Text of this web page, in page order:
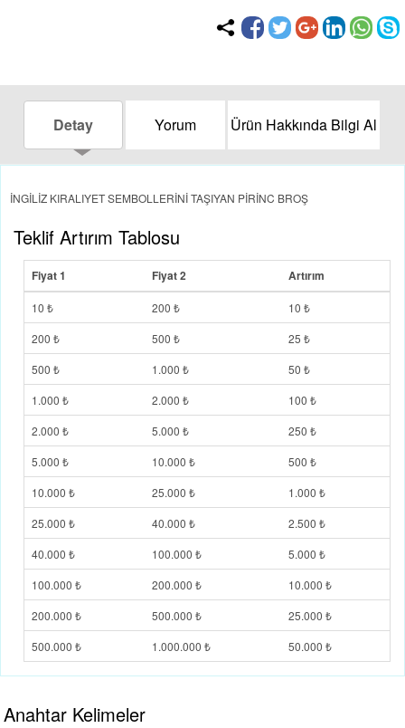
Detay Yorum Ürün Hakkında Bilgi Al
İNGİLİZ KIRALIYET SEMBOLLERİNİ TAŞIYAN PİRİNC BROŞ
Teklif Artırım Tablosu
Fiyat 1 Fiyat 2 Artırım
10 ₺ 200 ₺
10 ₺
200 ₺
500 ₺
25 ₺
500 ₺
1.000 ₺
50 ₺
1.000 ₺
2.000 ₺
100 ₺
2.000 ₺
5.000 ₺
250 ₺
5.000 ₺
10.000 ₺
500 ₺
10.000 ₺
25.000 ₺
1.000 ₺
25.000 ₺
40.000 ₺
2.500 ₺
40.000 ₺
100.000 ₺
5.000 ₺
100.000 ₺
200.000 ₺
10.000 ₺
200.000 ₺
500.000 ₺
25.000 ₺
500.000 ₺
1.000.000 ₺ 50.000 ₺
Anahtar Kelimeler